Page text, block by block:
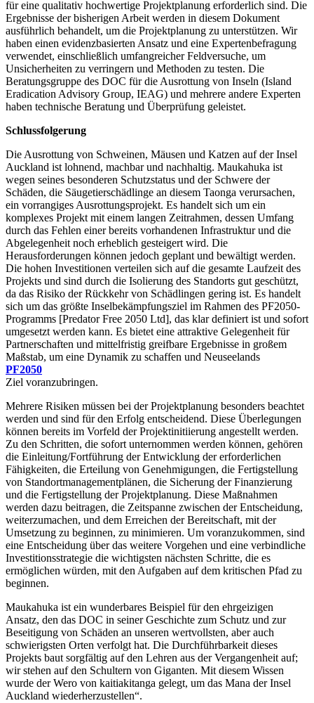
für eine qualitativ hochwertige Projektplanung erforderlich sind. Die
Ergebnisse der bisherigen Arbeit werden in diesem Dokument
ausführlich behandelt, um die Projektplanung zu unterstützen. Wir
haben einen evidenzbasierten Ansatz und eine Expertenbefragung
verwendet, einschließlich umfangreicher Feldversuche, um
Unsicherheiten zu verringern und Methoden zu testen. Die
Beratungsgruppe des DOC für die Ausrottung von Inseln (Island
Eradication Advisory Group, IEAG) und mehrere andere Experten
haben technische Beratung und Überprüfung geleistet.
Schlussfolgerung
Die Ausrottung von Schweinen, Mäusen und Katzen auf der Insel
Auckland ist lohnend, machbar und nachhaltig. Maukahuka ist
wegen seines besonderen Schutzstatus und der Schwere der
Schäden, die Säugetierschädlinge an diesem Taonga verursachen,
ein vorrangiges Ausrottungsprojekt. Es handelt sich um ein
komplexes Projekt mit einem langen Zeitrahmen, dessen Umfang
durch das Fehlen einer bereits vorhandenen Infrastruktur und die
Abgelegenheit noch erheblich gesteigert wird. Die
Herausforderungen können jedoch geplant und bewältigt werden.
Die hohen Investitionen verteilen sich auf die gesamte Laufzeit des
Projekts und sind durch die Isolierung des Standorts gut geschützt,
da das Risiko der Rückkehr von Schädlingen gering ist. Es handelt
sich um das größte Inselbekämpfungsziel im Rahmen des PF2050-
Programms [Predator Free 2050 Ltd], das klar definiert ist und sofort
umgesetzt werden kann. Es bietet eine attraktive Gelegenheit für
Partnerschaften und mittelfristig greifbare Ergebnisse in großem
Maßstab, um eine Dynamik zu schaffen und Neuseelands
PF2050
Ziel voranzubringen.
Mehrere Risiken müssen bei der Projektplanung besonders beachtet
werden und sind für den Erfolg entscheidend. Diese Überlegungen
können bereits im Vorfeld der Projektinitiierung angestellt werden.
Zu den Schritten, die sofort unternommen werden können, gehören
die Einleitung/Fortführung der Entwicklung der erforderlichen
Fähigkeiten, die Erteilung von Genehmigungen, die Fertigstellung
von Standortmanagementplänen, die Sicherung der Finanzierung
und die Fertigstellung der Projektplanung. Diese Maßnahmen
werden dazu beitragen, die Zeitspanne zwischen der Entscheidung,
weiterzumachen, und dem Erreichen der Bereitschaft, mit der
Umsetzung zu beginnen, zu minimieren. Um voranzukommen, sind
eine Entscheidung über das weitere Vorgehen und eine verbindliche
Investitionsstrategie die wichtigsten nächsten Schritte, die es
ermöglichen würden, mit den Aufgaben auf dem kritischen Pfad zu
beginnen.
Maukahuka ist ein wunderbares Beispiel für den ehrgeizigen
Ansatz, den das DOC in seiner Geschichte zum Schutz und zur
Beseitigung von Schäden an unseren wertvollsten, aber auch
schwierigsten Orten verfolgt hat. Die Durchführbarkeit dieses
Projekts baut sorgfältig auf den Lehren aus der Vergangenheit auf;
wir stehen auf den Schultern von Giganten. Mit diesem Wissen
wurde der Wero von kaitiakitanga gelegt, um das Mana der Insel
Auckland wiederherzustellen“.